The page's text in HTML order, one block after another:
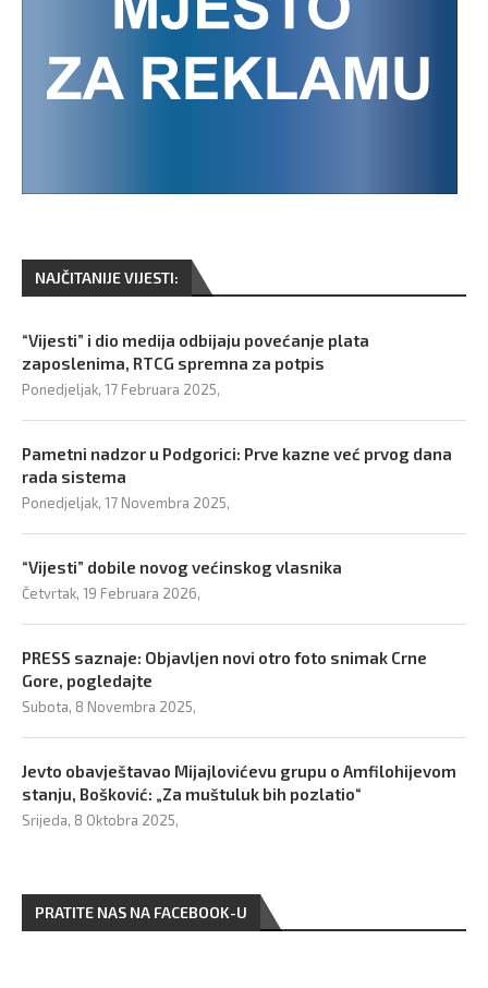
NAJČITANIJE VIJESTI:
“Vijesti” i dio medija odbijaju povećanje plata
zaposlenima, RTCG spremna za potpis
Ponedjeljak, 17 Februara 2025,
Pametni nadzor u Podgorici: Prve kazne već prvog dana
rada sistema
Ponedjeljak, 17 Novembra 2025,
“Vijesti” dobile novog većinskog vlasnika
Četvrtak, 19 Februara 2026,
PRESS saznaje: Objavljen novi otro foto snimak Crne
Gore, pogledajte
Subota, 8 Novembra 2025,
Jevto obavještavao Mijajlovićevu grupu o Amfilohijevom
stanju, Bošković: „Za muštuluk bih pozlatio“
Srijeda, 8 Oktobra 2025,
PRATITE NAS NA FACEBOOK-U